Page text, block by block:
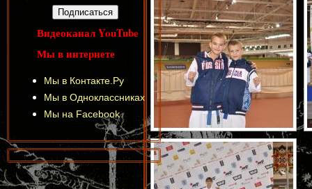
Видеоканал YouTube
Мы в интернете
Мы в Контакте.Ру
Мы в Одноклассниках
Мы на Facebook